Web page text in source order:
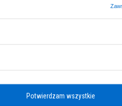
Potwierdzam wszystkie